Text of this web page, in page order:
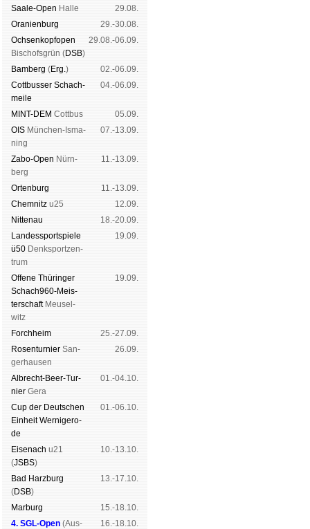
Saale-Open Halle
29.08.
Oranien­burg
29.-30.08.
Och­sen­kopf­open
Bischofs­grün (DSB)
29.08.-06.09.
Bam­berg (Erg.)
02.-06.09.
Cott­busser Schach­
meile
04.-06.09.
MINT-DEM Cott­bus
05.09.
OIS Mün­chen-Is­ma­
ning
07.-13.09.
Zabo-Open Nürn­
berg
11.-13.09.
Orten­burg
11.-13.09.
Chem­nitz u25
12.09.
Nitte­nau
18.-20.09.
Landes­sport­spiele
ü50 Denk­sport­zen­
trum
19.09.
Offene Thü­rin­ger
Schach960-Meis­
ter­schaftMeu­sel­
witz
19.09.
Forch­heim
25.-27.09.
Rosen­tur­nier San­
ger­hau­sen
26.09.
Albrecht-Beer-Tur­
nier Ge­ra
01.-04.10.
Cup der Deut­schen
Ein­heit Wer­ni­ge­ro­
de
01.-06.10.
Eise­nach u21
(JSBS)
10.-13.10.
Bad Harz­burg
(DSB)
13.-17.10.
Mar­burg
15.-18.10.
4. SGL-Open (Aus­
16.-18.10.